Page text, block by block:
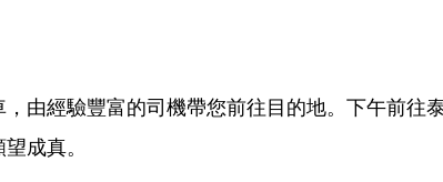
由經驗豐富的司機帶您前往目的地。下午前往
成真。